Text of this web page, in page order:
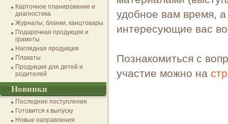
удобное вам время, а
интересующие вас
Познакомиться с
участие можно на
Карточное планирование и
диагностика
Журналы, бланки, канцтовары
Подарочная продукция и
грамоты
Наглядная продукция
Плакаты
Продукция для детей и
родителей
Новинки
Последние поступления
Готовится к выпуску
Новые направления